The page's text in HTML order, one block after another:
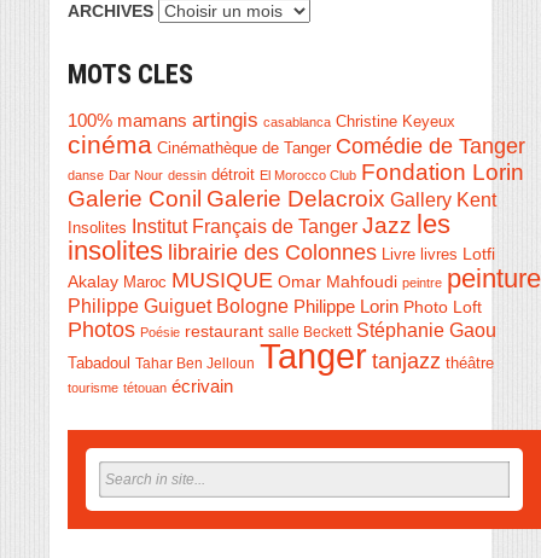
ARCHIVES
MOTS CLES
100% mamans artingis casablanca Christine Keyeux
cinéma Cinémathèque de Tanger Comédie de Tanger
danse Dar Nour dessin détroit El Morocco Club Fondation Lorin
Galerie Conil Galerie Delacroix Gallery Kent
Insolites Institut Français de Tanger Jazz les
insolites librairie des Colonnes Livre livres Lotfi
Akalay Maroc MUSIQUE Omar Mahfoudi peintre peinture
Philippe Guiguet Bologne Philippe Lorin Photo Loft
Photos Poésie restaurant salle Beckett Stéphanie Gaou
Tabadoul Tahar Ben Jelloun Tanger tanjazz théâtre
tourisme tétouan écrivain